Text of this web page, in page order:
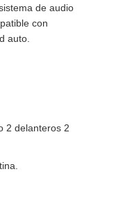
de audio
con
auto.
2 delanteros 2